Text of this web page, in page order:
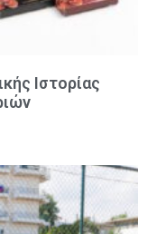
Ιστορίας